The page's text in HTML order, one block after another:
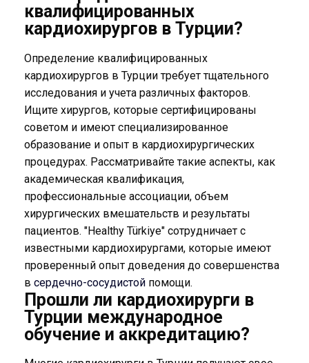
квалифицированных
кардиохирургов в Турции?
Определение квалифицированных
кардиохирургов в Турции требует тщательного
исследования и учета различных факторов.
Ищите хирургов, которые сертифицированы
советом и имеют специализированное
образование и опыт в кардиохирургических
процедурах. Рассматривайте такие аспекты, как
академическая квалификация,
профессиональные ассоциации, объем
хирургических вмешательств и результаты
пациентов. "Healthy Türkiye" сотрудничает с
известными кардиохирургами, которые имеют
проверенный опыт доведения до совершенства
в сердечно-сосудистойпомощи.
Прошли ли кардиохирурги в
Турции международное
обучение и аккредитацию?